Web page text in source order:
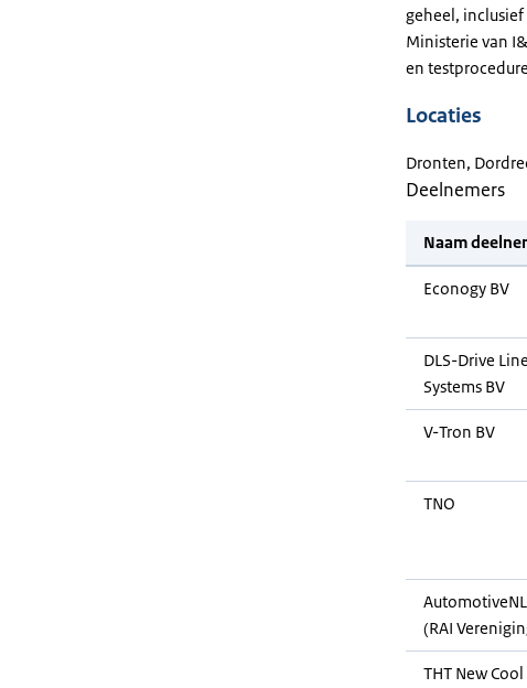
geheel,
Ministerie van
en
Locaties
Dronten,
Deelnemers
Naam
Econogy BV
DLS-Drive Line
Systems BV
V-Tron BV
TNO
(RAI
THT New Cool